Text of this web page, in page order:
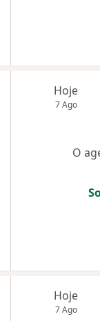
Hoje
7 Ago
O
Hoje
7 Ago